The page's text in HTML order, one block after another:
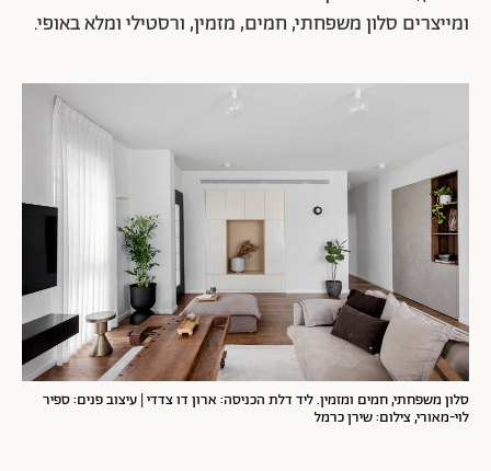
ומייצרים סלון משפחתי, חמים, מזמין, ורסטילי ומלא באופי.
סלון משפחתי, חמים ומזמין. ליד דלת הכניסה: ארון דו צדדי| עיצוב פנים: ספיר
לוי-מאורי, צילום: שירן כרמל